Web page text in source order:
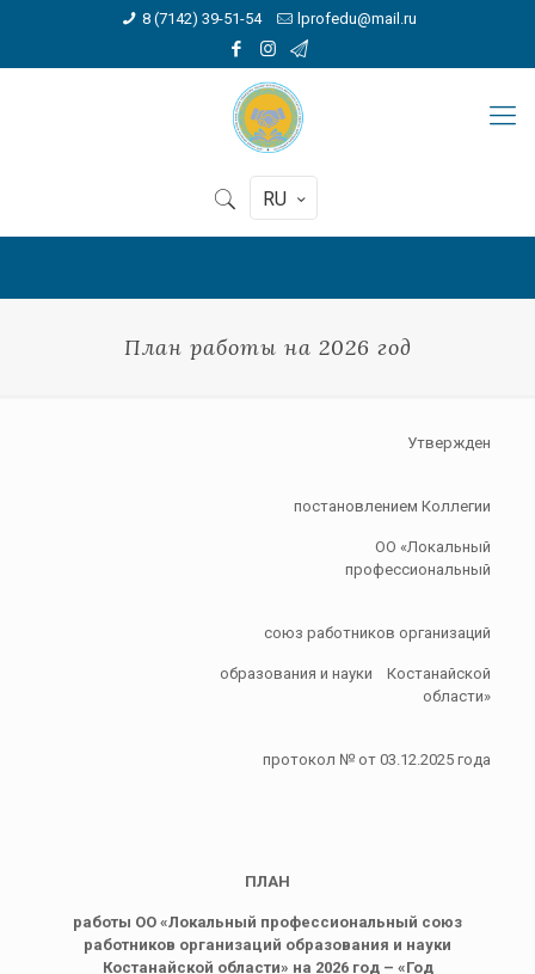
8 (7142) 39-51-54 lprofedu@mail.ru
RU
План работы на 2026 год
Утвержден
постановлением Коллегии
ОО «Локальный
профессиональный
союз работников организаций
образования и науки Костанайской
области»
протокол № от 03.12.2025 года
ПЛАН
работы ОО «Локальный профессиональный союз
работников организаций образования и науки
Костанайской области» на 2026 год – «Год